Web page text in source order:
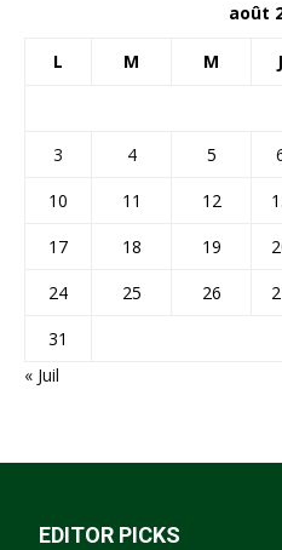
août
L M M J
3
4 5
10
11 12
17
18 19
24
25 26
31
« Juil
EDITOR PICKS